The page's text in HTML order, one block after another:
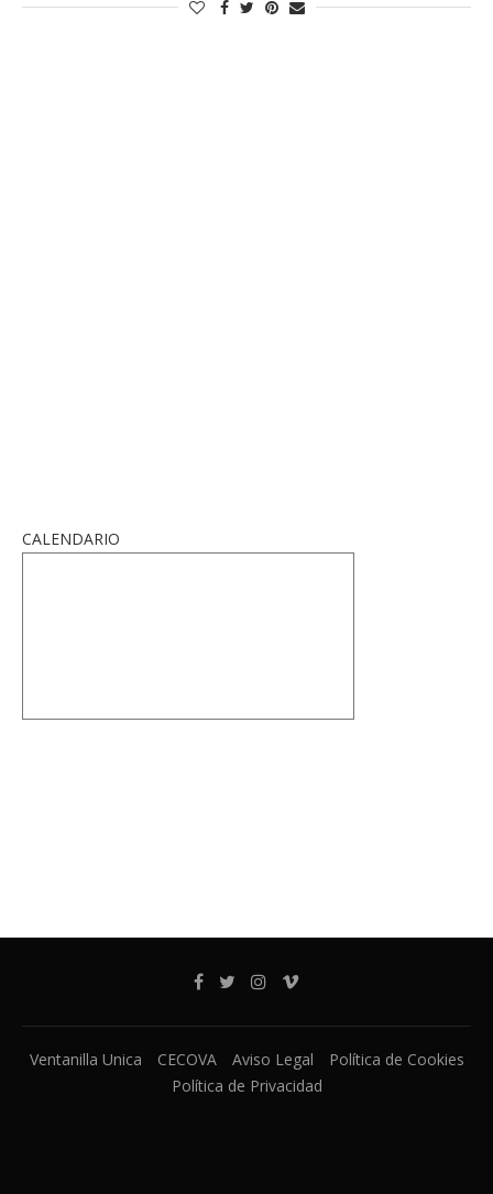
CALENDARIO
Ventanilla Unica CECOVA Aviso Legal
Política de Cookies
Política de Privacidad